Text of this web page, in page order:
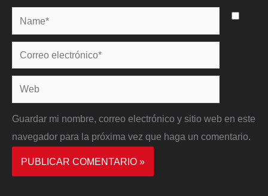
Name*
Correo
electrónico*
Web
Guardar mi nombre, correo electrónico y sitio web en este
navegador para la próxima vez que haga un comentario.